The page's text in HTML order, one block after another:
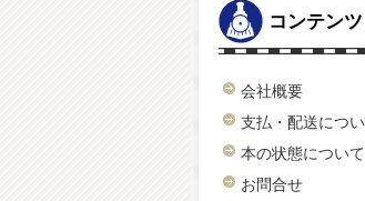
コンテンツ
会社概要
支払・配送につ
本の状態について
お問合せ